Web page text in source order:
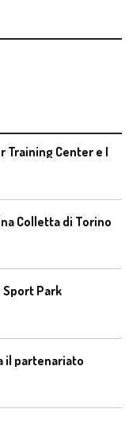
Colletta di Torino
Park
il partenariato